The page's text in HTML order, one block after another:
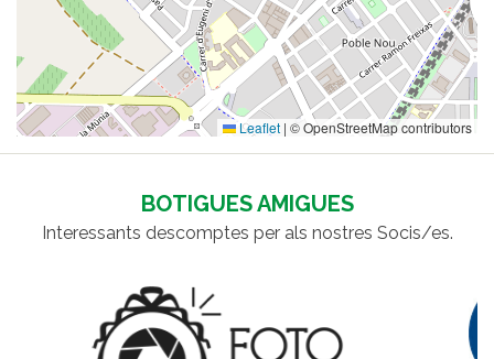
Leaflet | © OpenStreetMap contributors
BOTIGUES AMIGUES
Interessants descomptes per als nostres Socis/es.